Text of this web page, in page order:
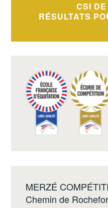
CSI
RÉSULTATS
MERZÉ
Chemin de